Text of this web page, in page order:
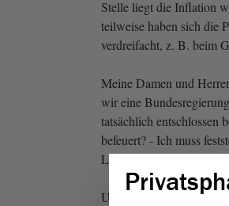
Stelle liegt die Inflation
teilweise haben sich die
verdreifacht, z. B. beim
Meine Damen und
wir eine
tatsächlich entschlossen
befeuert? - Ich muss
Letzteres.
Und haben wir in